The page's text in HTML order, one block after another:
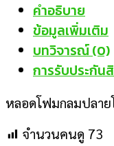
คำอธิบาย
ข้อมูลเพิ่มเติม
บทวิจารณ์ (0)
การรับประกัน
หลอดโฟมกลมปลาย
จำนวนคนดู 73